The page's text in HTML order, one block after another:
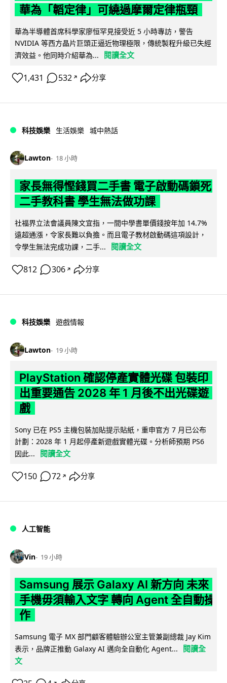
華為「韜定律」可繞過摩爾定律瓶頸
華為半導體首席科學家廖恒罕見接受近 5 小時專訪，警告
NVIDIA 等西方晶片巨頭正逼近物理極限，傳統製程升級已失經
濟效益。他同時介紹華為...
閱讀全文
1,431 532 ↗ 分享
科技娛樂 生活娛樂 城中熱話
Lawton 18 小時
家長無得慳錢買二手書 電子啟動碼鎖死
二手教科書 學生無法做功課
社福界立法會議員陳文宜指，一間中學書單價錢按年加 14.7%
遠超通漲，令家長難以負擔。而且電子教材啟動碼這項設計，
令學生無法完成功課，二手...
閱讀全文
812 306 ↗ 分享
科技娛樂 遊戲情報
Lawton 19 小時
PlayStation 確認停產實體光碟 包裝印
出重要通告 2028 年 1 月後不出光碟遊
戲
Sony 已在 PS5 主機包裝加貼提示貼紙，重申官方 7 月已公布
計劃：2028 年 1 月起停產新遊戲實體光碟。分析師預期 PS6
因此...
閱讀全文
150 72 ↗ 分享
人工智能
Vin 19 小時
Samsung 展示 Galaxy AI 新方向 未來
手機毋須輸入文字 轉向 Agent 全自動操
作
Samsung 電子 MX 部門顧客體驗辦公室主管兼副總裁 Jay Kim
表示，品牌正推動 Galaxy AI 邁向全自動化 Agent...
閱讀全
文